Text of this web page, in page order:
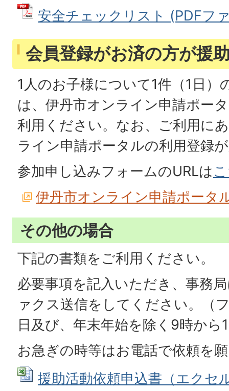
安全チェックリスト (PDFフ
会員登録がお済の方が援
1人のお子様について1件（1日）
は、伊丹市オンライン申請ポー
利用ください。なお、ご利用に
ライン申請ポータルの利用登録
参加申し込みフォームのURLは
伊丹市オンライン申請ポータ
その他の場合
下記の書類をご利用ください。
必要事項を記入いただき、事務
ァクス送信をしてください。（
日及び、年末年始を除く9時から
お急ぎの時等はお電話で依頼を
援助活動依頼申込書（エクセ